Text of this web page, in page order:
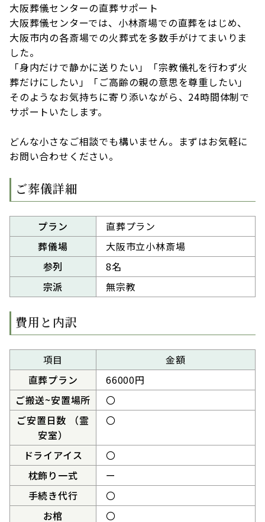
大阪葬儀センターの直葬サポート
大阪葬儀センターでは、小林斎場での直葬をはじめ、
大阪市内の各斎場での火葬式を多数手がけてまいりま
した。
「身内だけで静かに送りたい」「宗教儀礼を行わず火
葬だけにしたい」「ご高齢の親の意思を尊重したい」――
そのようなお気持ちに寄り添いながら、24時間体制で
サポートいたします。
どんな小さなご相談でも構いません。まずはお気軽に
お問い合わせください。
ご葬儀詳細
プラン
直葬プラン
葬儀場
大阪市立小林斎場
参列
8名
宗派
無宗教
費用と内訳
項目
金額
直葬プラン
66000円
ご搬送~安置場所
〇
ご安置日数 （霊
安室）
〇
ドライアイス
〇
枕飾り一式
ー
手続き代行
〇
お棺
〇